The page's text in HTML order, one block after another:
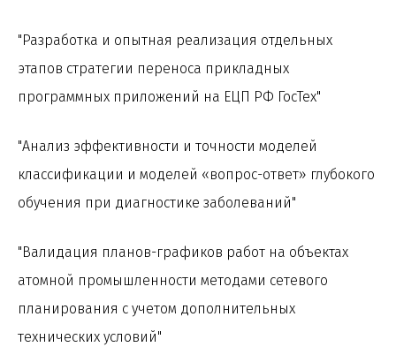
"Разработка и опытная реализация отдельных
этапов стратегии переноса прикладных
программных приложений на ЕЦП РФ ГосТех"
"Анализ эффективности и точности моделей
классификации и моделей «вопрос-ответ» глубокого
обучения при диагностике заболеваний"
"Валидация планов-графиков работ на объектах
атомной промышленности методами сетевого
планирования с учетом дополнительных
технических условий"